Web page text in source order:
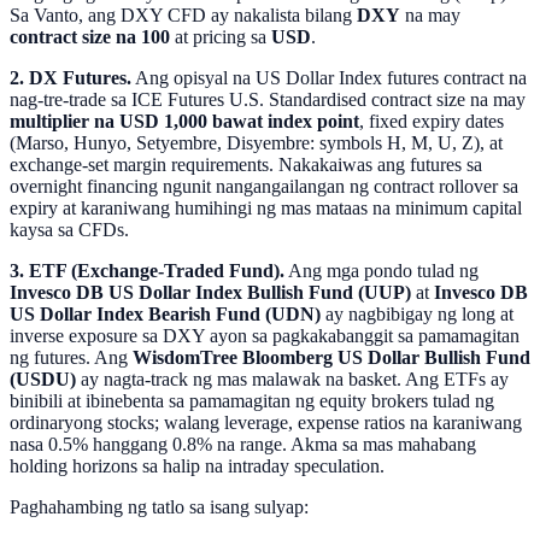
Sa Vanto, ang DXY CFD ay nakalista bilang DXY na may
contract size na 100 at pricing sa USD.
2. DX Futures. Ang opisyal na US Dollar Index futures contract na
nag-tre-trade sa ICE Futures U.S. Standardised contract size na may
multiplier na USD 1,000 bawat index point, fixed expiry dates
(Marso, Hunyo, Setyembre, Disyembre: symbols H, M, U, Z), at
exchange-set margin requirements. Nakakaiwas ang futures sa
overnight financing ngunit nangangailangan ng contract rollover sa
expiry at karaniwang humihingi ng mas mataas na minimum capital
kaysa sa CFDs.
3. ETF (Exchange-Traded Fund). Ang mga pondo tulad ng
Invesco DB US Dollar Index Bullish Fund (UUP) at Invesco DB
US Dollar Index Bearish Fund (UDN) ay nagbibigay ng long at
inverse exposure sa DXY ayon sa pagkakabanggit sa pamamagitan
ng futures. Ang WisdomTree Bloomberg US Dollar Bullish Fund
(USDU) ay nagta-track ng mas malawak na basket. Ang ETFs ay
binibili at ibinebenta sa pamamagitan ng equity brokers tulad ng
ordinaryong stocks; walang leverage, expense ratios na karaniwang
nasa 0.5% hanggang 0.8% na range. Akma sa mas mahabang
holding horizons sa halip na intraday speculation.
Paghahambing ng tatlo sa isang sulyap: